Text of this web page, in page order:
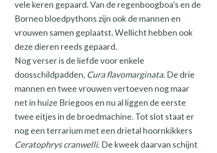
vele keren gepaard. Van de regenboogboa’s en de
Borneo bloedpythons zijn ook de mannen en
vrouwen samen geplaatst. Wellicht hebben ook
deze dieren reeds gepaard.
Nog verser is de liefde voor enkele
doosschildpadden, Cura flavomarginata. De drie
mannen en twee vrouwen vertoeven nog maar
net in huize Briegoos en nu al liggen de eerste
twee eitjes in de broedmachine. Tot slot staat er
nog een terrarium met een drietal hoornkikkers
Ceratophrys cranwelli. De kweek daarvan schijnt